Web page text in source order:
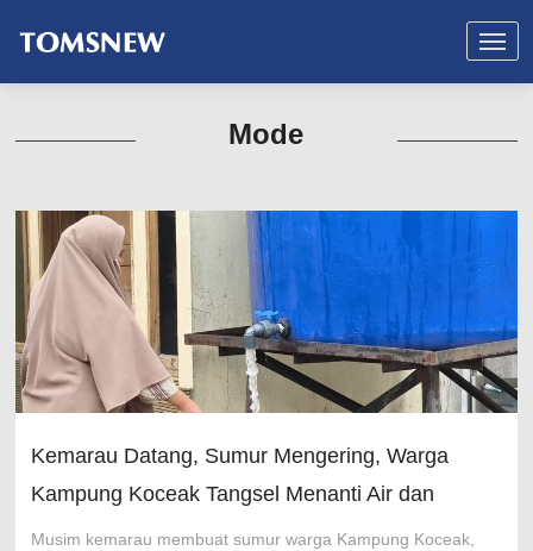
Mode
Kemarau Datang, Sumur Mengering, Warga
Kampung Koceak Tangsel Menanti Air dan
Sumur Bor
Musim kemarau membuat sumur warga Kampung Koceak,